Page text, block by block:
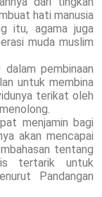
hati manusia
itu, agama juga
muda muslim
pembinaan
untuk membina
terikat oleh
menjamin bagi
akan mencapai
tentang
tertarik untuk
Pandangan